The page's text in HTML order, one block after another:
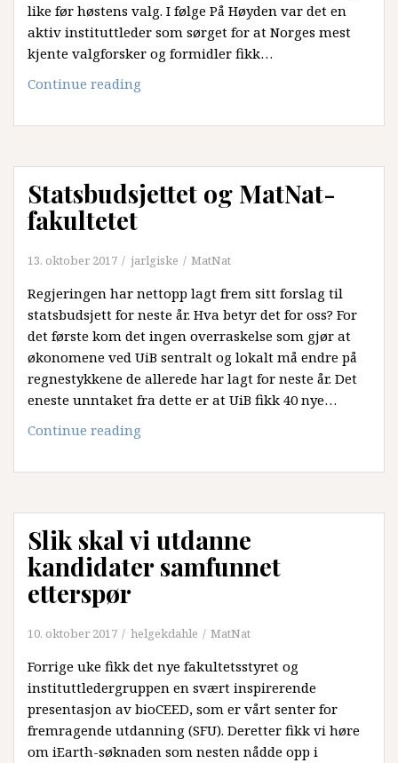
like før høstens valg. I følge På Høyden var det en
aktiv instituttleder som sørget for at Norges mest
kjente valgforsker og formidler fikk…
Continue reading
rekrutteringen
Statsbudsjettet og MatNat-
fakultetet
13. oktober 2017 jarlgiske MatNat
Regjeringen har nettopp lagt frem sitt forslag til
statsbudsjett for neste år. Hva betyr det for oss? For
det første kom det ingen overraskelse som gjør at
økonomene ved UiB sentralt og lokalt må endre på
regnestykkene de allerede har lagt for neste år. Det
eneste unntaket fra dette er at UiB fikk 40 nye…
Continue reading
MatNat-
Slik skal vi utdanne
kandidater samfunnet
etterspør
10. oktober 2017 helgekdahle MatNat
Forrige uke fikk det nye fakultetsstyret og
instituttledergruppen en svært inspirerende
presentasjon av bioCEED, som er vårt senter for
fremragende utdanning (SFU). Deretter fikk vi høre
om iEarth-søknaden som nesten nådde opp i